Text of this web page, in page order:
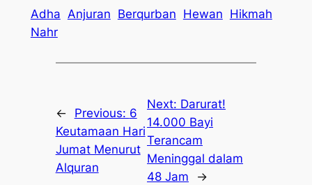
Adha Anjuran Berqurban Hewan Hikmah
Nahr
← Previous: 6
Keutamaan Hari
Jumat Menurut
Alquran
Next: Darurat!
14.000 Bayi
Terancam
Meninggal dalam
48 Jam
→